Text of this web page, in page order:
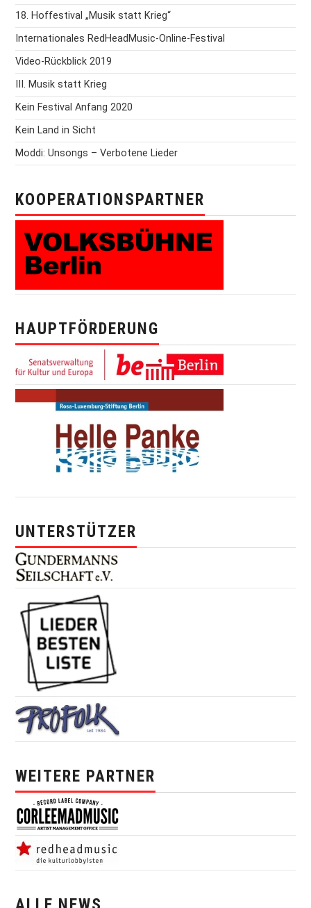
18. Hoffestival „Musik statt Krieg“
Internationales RedHeadMusic-Online-Festival
Video-Rückblick 2019
III. Musik statt Krieg
Kein Festival Anfang 2020
Kein Land in Sicht
Moddi: Unsongs – Verbotene Lieder
KOOPERATIONSPARTNER
HAUPTFÖRDERUNG
UNTERSTÜTZER
WEITERE PARTNER